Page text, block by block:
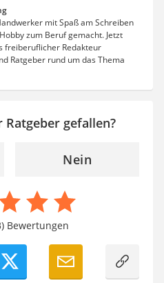
mit Spaß am Schreiben
zum Beruf gemacht. Jetzt
freiberuflicher Redakteur
Ratgeber rund um das Thema
gefallen?
Nein
Bewertungen